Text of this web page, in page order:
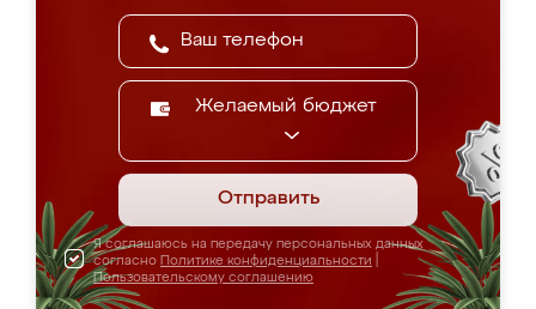
Желаемый бюджет
Отправить
Я соглашаюсь на передачу персональных данных
согласно Политике конфиденциальности
Пользовательскому соглашению